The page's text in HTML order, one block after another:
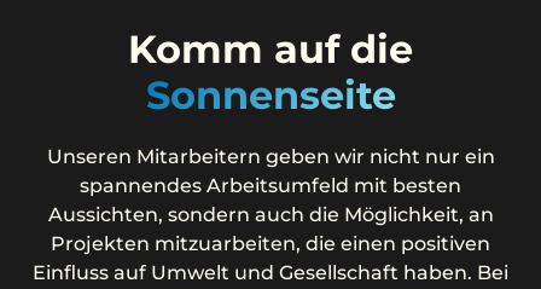
Komm auf die
Sonnenseite
Unseren Mitarbeitern geben wir nicht nur ein
spannendes Arbeitsumfeld mit besten
Aussichten, sondern auch die Möglichkeit, an
Projekten mitzuarbeiten, die einen positiven
Einfluss auf Umwelt und Gesellschaft haben. Bei